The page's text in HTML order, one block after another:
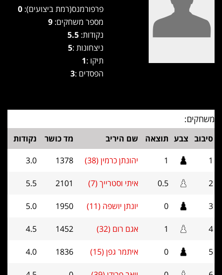
פרפורמנס(רמת ביצועים):
מספר משחקים:
נקודות: 5.5
ניצחונות :5
תיקו :1
הפסדים :3
משחקים:
סיבוב צבע תוצאה שם היריב מד כושר
נקודות
1
1 יהונתן כרמין (38) 1378
3.0
2
0.5 איתי וסטרייך (7) 2101
5.5
3
0 יונתן יושפה (11) 1950
5.0
4
1 אגם רום (32) 1452
4.5
5
0 איתמר גפן (15) 1836
4.0